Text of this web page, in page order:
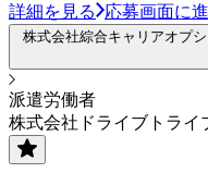
詳細を見る 応募画面に
株式会社綜合キャリアオプ
派遣労働者
株式会社ドライブトライ